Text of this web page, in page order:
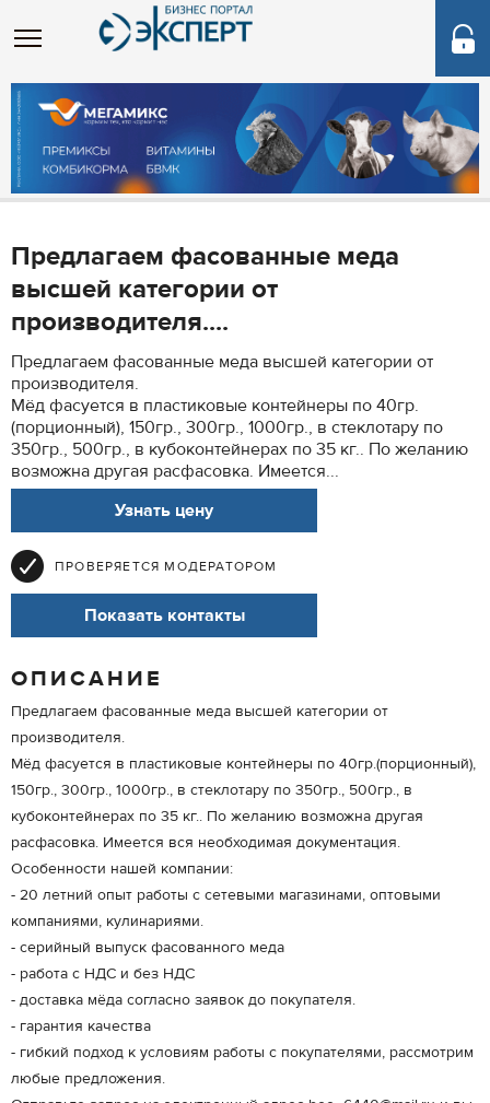
Предлагаем фасованные меда
высшей категории от
производителя....
Предлагаем фасованные меда высшей категории от
производителя.
Мёд фасуется в пластиковые контейнеры по 40гр.
(порционный), 150гр., 300гр., 1000гр., в стеклотару по
350гр., 500гр., в кубоконтейнерах по 35 кг.. По желанию
возможна другая расфасовка. Имеется...
Узнать цену
ПРОВЕРЯЕТСЯ МОДЕРАТОРОМ
Показать контакты
ОПИСАНИЕ
Предлагаем фасованные меда высшей категории от
производителя.
Мёд фасуется в пластиковые контейнеры по 40гр.(порционный),
150гр., 300гр., 1000гр., в стеклотару по 350гр., 500гр., в
кубоконтейнерах по 35 кг.. По желанию возможна другая
расфасовка. Имеется вся необходимая документация.
Особенности нашей компании:
- 20 летний опыт работы с сетевыми магазинами, оптовыми
компаниями, кулинариями.
- серийный выпуск фасованного меда
- работа с НДС и без НДС
- доставка мёда согласно заявок до покупателя.
- гарантия качества
- гибкий подход к условиям работы с покупателями, рассмотрим
любые предложения.